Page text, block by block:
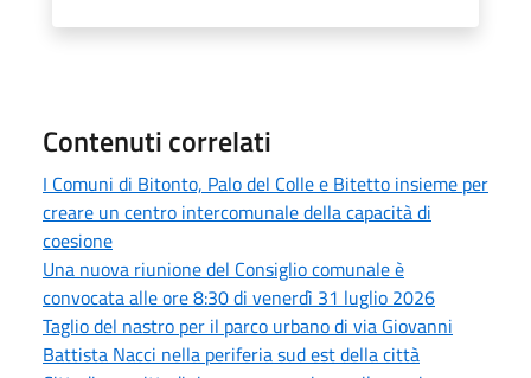
Contenuti correlati
I Comuni di Bitonto, Palo del Colle e Bitetto insieme per
creare un centro intercomunale della capacità di
coesione
Una nuova riunione del Consiglio comunale è
convocata alle ore 8:30 di venerdì 31 luglio 2026
Taglio del nastro per il parco urbano di via Giovanni
Battista Nacci nella periferia sud est della città